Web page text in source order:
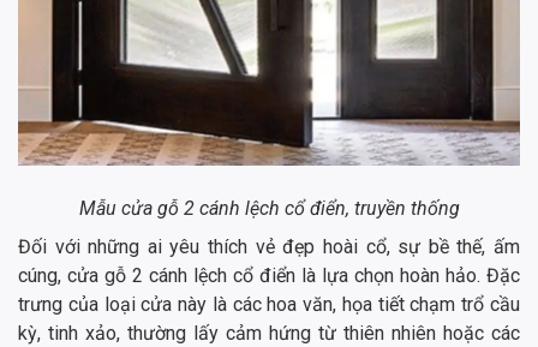
Mẫu cửa gỗ 2 cánh lệch cổ điển, truyền thống
Đối với những ai yêu thích vẻ đẹp hoài cổ, sự bề thế, ấm
cúng, cửa gỗ 2 cánh lệch cổ điển là lựa chọn hoàn hảo. Đặc
trưng của loại cửa này là các hoa văn, họa tiết chạm trổ cầu
kỳ, tinh xảo, thường lấy cảm hứng từ thiên nhiên hoặc các